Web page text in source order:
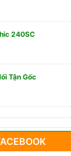
240SC
Tận Gốc